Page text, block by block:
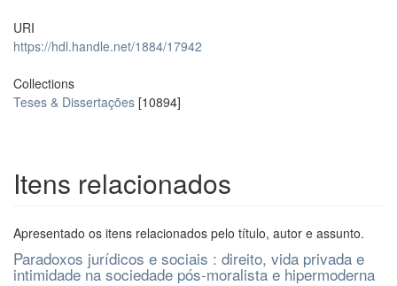
URI
https://hdl.handle.net/1884/17942
Collections
Teses & Dissertações [10894]
Itens relacionados
Apresentado os itens relacionados pelo título, autor e assunto.
Paradoxos jurídicos e sociais : direito, vida privada e
intimidade na sociedade pós-moralista e hipermoderna